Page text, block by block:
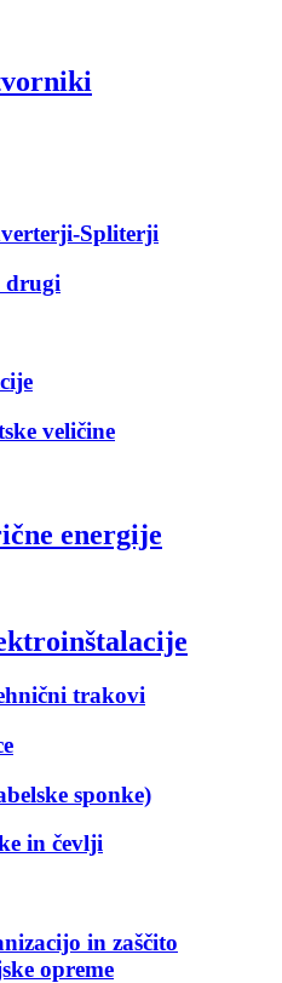
Spliterji
drugi
veličine
energije
trakovi
sponke)
in čevlji
in zaščito
opreme